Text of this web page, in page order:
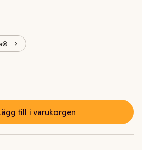
kr
till i varukorgen